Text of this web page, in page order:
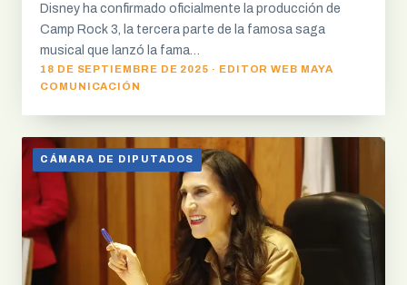
Disney ha confirmado oficialmente la producción de
Camp Rock 3, la tercera parte de la famosa saga
musical que lanzó la fama…
18 DE SEPTIEMBRE DE 2025 · EDITOR WEB MAYA
COMUNICACIÓN
CÁMARA DE DIPUTADOS